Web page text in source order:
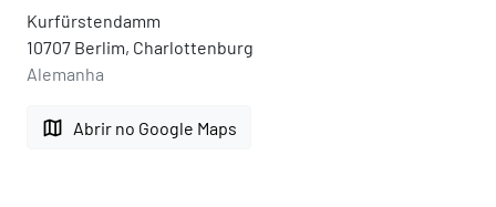
Kurfürstendamm
10707 Berlim, Charlottenburg
Alemanha
map Abrir no Google Maps